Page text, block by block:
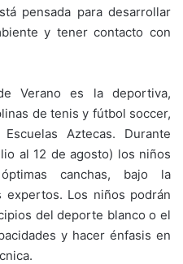
pensada para desarrollar
y tener contacto con
Verano es la deportiva,
de tenis y fútbol soccer,
Aztecas. Durante
al 12 de agosto) los niños
canchas, bajo la
expertos. Los niños podrán
del deporte blanco o el
y hacer énfasis en